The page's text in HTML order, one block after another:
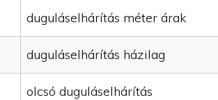
duguláselhárítás méter árak
duguláselhárítás házilag
olcsó duguláselhárítás